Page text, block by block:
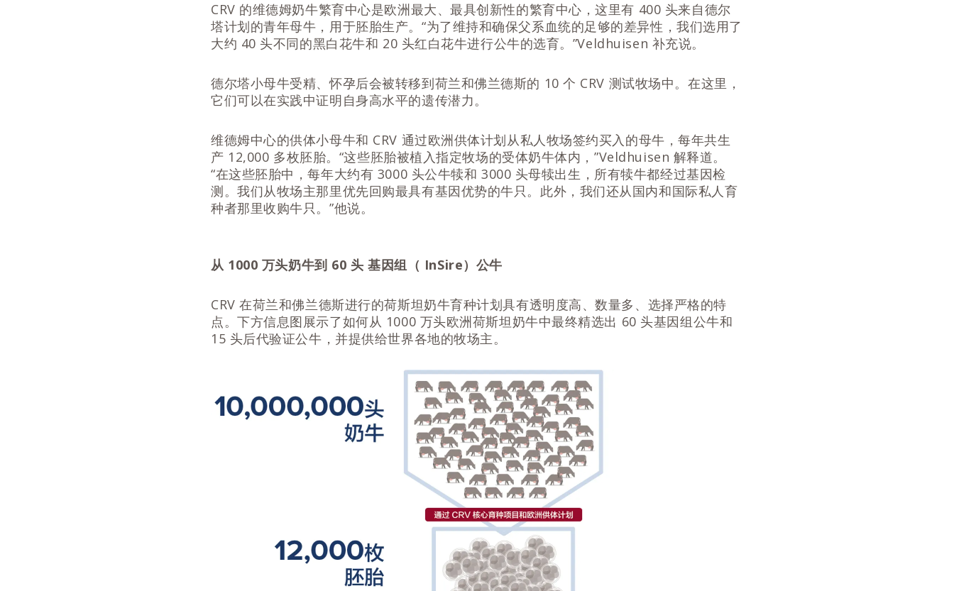
CRV 的维德姆奶牛繁育中心是欧洲最大、最具创新性的繁育中心，这里有 400 头来自德尔
塔计划的青年母牛，用于胚胎生产。“为了维持和确保父系血统的足够的差异性，我们选用了
大约 40 头不同的黑白花牛和 20 头红白花牛进行公牛的选育。”Veldhuisen 补充说。
德尔塔小母牛受精、怀孕后会被转移到荷兰和佛兰德斯的 10 个 CRV 测试牧场中。在这里，
它们可以在实践中证明自身高水平的遗传潜力。
维德姆中心的供体小母牛和 CRV 通过欧洲供体计划从私人牧场签约买入的母牛，每年共生
产 12,000 多枚胚胎。“这些胚胎被植入指定牧场的受体奶牛体内，”Veldhuisen 解释道。
“在这些胚胎中，每年大约有 3000 头公牛犊和 3000 头母犊出生，所有犊牛都经过基因检
测。我们从牧场主那里优先回购最具有基因优势的牛只。此外，我们还从国内和国际私人育
种者那里收购牛只。”他说。
从 1000 万头奶牛到 60 头 基因组（ InSire）公牛
CRV 在荷兰和佛兰德斯进行的荷斯坦奶牛育种计划具有透明度高、数量多、选择严格的特
点。下方信息图展示了如何从 1000 万头欧洲荷斯坦奶牛中最终精选出 60 头基因组公牛和
15 头后代验证公牛，并提供给世界各地的牧场主。